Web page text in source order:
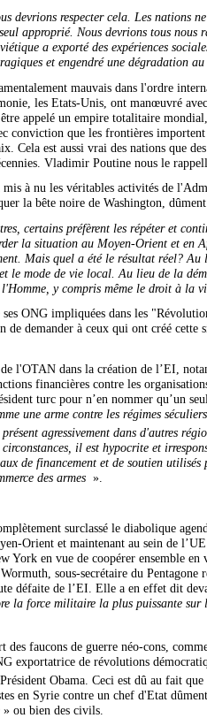
devrions respecter cela. Les nations
approprié. Nous devrions tous nous
a exporté des expériences
et engendré une dégradation
mauvais dans l'ordre
les Etats-Unis, ont manœuvré
appelé un empire totalitaire
conviction que les frontières
Cela est aussi vrai des nations que
Vladimir Poutine nous le
à nu les véritables activités de
la bête noire de Washington,
certains préfèrent les répéter et
la situation au Moyen-Orient et en
Mais quel a été le résultat réel?
le mode de vie local. Au lieu de la
y compris même le droit à la
ONG impliquées dans les
de demander à ceux qui ont créé
l'OTAN dans la création de l’EI,
financières contre les
turc pour n’en nommer qu’un
une arme contre les régimes
agressivement dans d'autres
il est hypocrite et
de financement et de soutien
des armes ».
surclassé le diabolique
Orient et maintenant au sein de
York en vue de coopérer ensemble
sous-secrétaire du
défaite de l’EI. Elle a en effet dit
la force militaire la plus puissante
des faucons de guerre néo-cons,
exportatrice de révolutions
Obama. Ceci est dû au fait
en Syrie contre un chef d'Etat
» ou bien des civils.